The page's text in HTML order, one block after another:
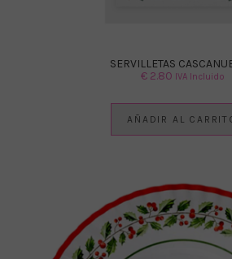
SERVILLETAS
€2.80 IVA Incluido
AÑADIR AL